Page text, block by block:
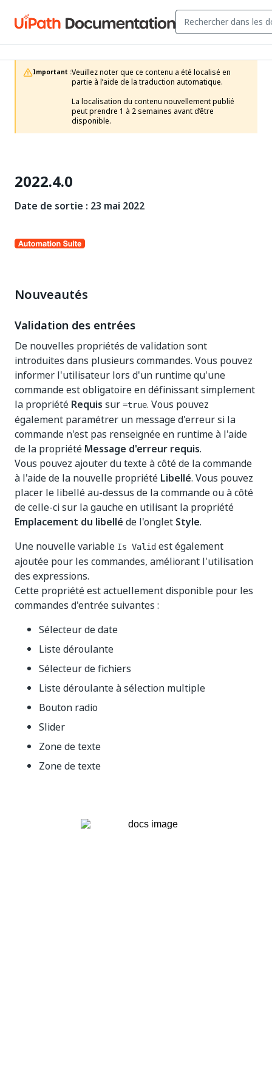
Important :Veuillez noter que ce contenu a été localisé en
partie à l’aide de la traduction automatique.
La localisation du contenu nouvellement publié
peut prendre 1 à 2 semaines avant d’être
disponible.
2022.4.0
Date de sortie : 23 mai 2022
Nouveautés
Validation des entrées
De nouvelles propriétés de validation sont
introduites dans plusieurs commandes. Vous pouvez
informer l'utilisateur lors d'un runtime qu'une
commande est obligatoire en définissant simplement
la propriété Requis sur =true. Vous pouvez
également paramétrer un message d'erreur si la
commande n'est pas renseignée en runtime à l'aide
de la propriété Message d'erreur requis.
Vous pouvez ajouter du texte à côté de la commande
à l'aide de la nouvelle propriété Libellé. Vous pouvez
placer le libellé au-dessus de la commande ou à côté
de celle-ci sur la gauche en utilisant la propriété
Emplacement du libellé de l'onglet Style.
Une nouvelle variable Is Valid est également
ajoutée pour les commandes, améliorant l'utilisation
des expressions.
Cette propriété est actuellement disponible pour les
commandes d'entrée suivantes :
Sélecteur de date
Liste déroulante
Sélecteur de fichiers
Liste déroulante à sélection multiple
Bouton radio
Slider
Zone de texte
Zone de texte